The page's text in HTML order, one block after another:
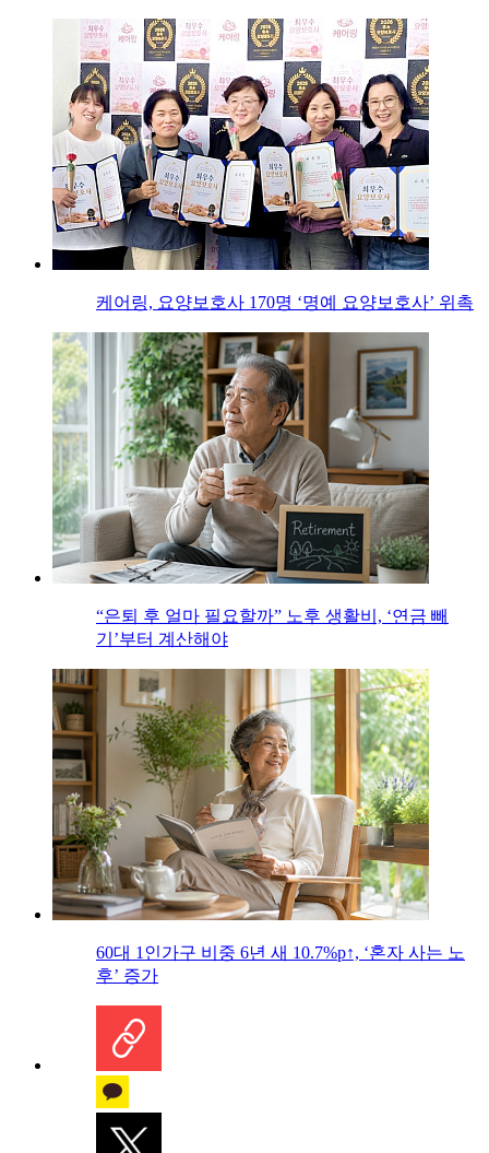
케어링, 요양보호사 170명 ‘명예 요양보호사’ 위촉
“은퇴 후 얼마 필요할까” 노후 생활비, ‘연금 빼
기’부터 계산해야
60대 1인가구 비중 6년 새 10.7%p↑, ‘혼자 사는 노
후’ 증가